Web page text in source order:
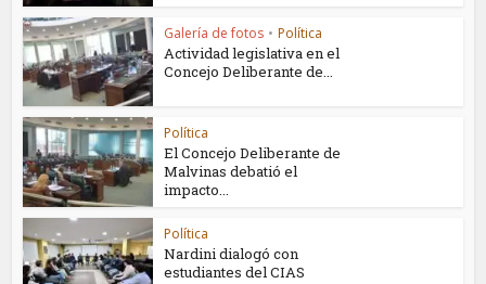
Galería de fotos • Política
Actividad legislativa en el
Concejo Deliberante de...
Política
El Concejo Deliberante de
Malvinas debatió el
impacto...
Política
Nardini dialogó con
estudiantes del CIAS